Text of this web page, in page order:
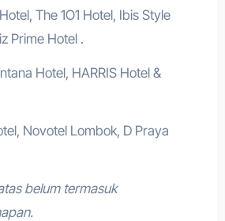
The 1O1 Hotel, Ibis Style
Prime Hotel .
Hotel, HARRIS Hotel &
Novotel Lombok, D Praya
belum termasuk